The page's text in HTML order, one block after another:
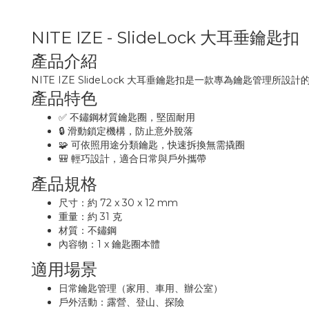
NITE IZE - SlideLock 大耳垂鑰匙扣
產品介紹
NITE IZE SlideLock 大耳垂鑰匙扣是一款專為鑰匙管理所設計
產品特色
✅ 不鏽鋼材質鑰匙圈，堅固耐用
🔒 滑動鎖定機構，防止意外脫落
🧩 可依照用途分類鑰匙，快速拆換無需撬圈
🎒 輕巧設計，適合日常與戶外攜帶
產品規格
尺寸：約 72 x 30 x 12 mm
重量：約 31 克
材質：不鏽鋼
內容物：1 x 鑰匙圈本體
適用場景
日常鑰匙管理（家用、車用、辦公室）
戶外活動：露營、登山、探險